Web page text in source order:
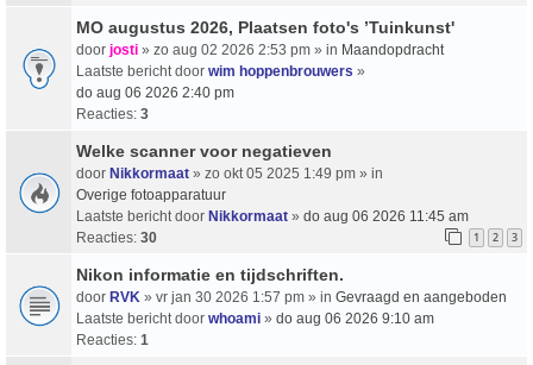
MO augustus 2026, Plaatsen foto's ’Tuinkunst'
door josti » zo aug 02 2026 2:53 pm » in Maandopdracht
Laatste bericht door wim hoppenbrouwers »
do aug 06 2026 2:40 pm
Reacties: 3
Welke scanner voor negatieven
door Nikkormaat » zo okt 05 2025 1:49 pm » in
Overige fotoapparatuur
Laatste bericht door Nikkormaat » do aug 06 2026 11:45 am
Reacties: 30 1 2 3
Nikon informatie en tijdschriften.
door RVK » vr jan 30 2026 1:57 pm » in Gevraagd en aangeboden
Laatste bericht door whoami » do aug 06 2026 9:10 am
Reacties: 1